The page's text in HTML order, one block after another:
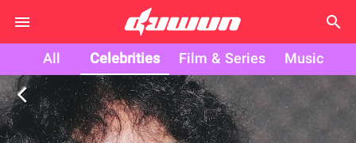
search
All Celebrities Film & Series Music
arrow_back_ios